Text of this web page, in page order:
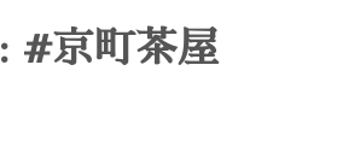
#京町茶屋